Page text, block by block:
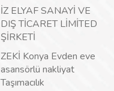
İZ ELYAF SANAYİ VE
DIŞ TİCARET LİMİTED
ŞİRKETİ
ZEKİ Konya Evden eve
asansörlü nakliyat
Taşımacılık